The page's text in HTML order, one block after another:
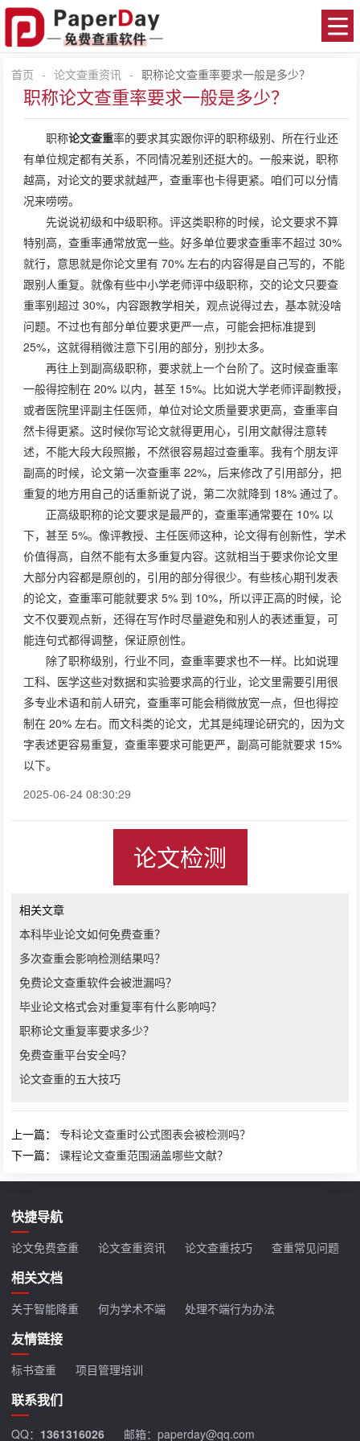
首页 - 论文查重资讯 - 职称论文查重率要求一般是多少？
职称论文查重率要求一般是多少？
职称论文查重率的要求其实跟你评的职称级别、所在行业还
有单位规定都有关系，不同情况差别还挺大的。一般来说，职称
越高，对论文的要求就越严，查重率也卡得更紧。咱们可以分情
况来唠唠。
先说说初级和中级职称。评这类职称的时候，论文要求不算
特别高，查重率通常放宽一些。好多单位要求查重率不超过 30%
就行，意思就是你论文里有 70% 左右的内容得是自己写的，不能
跟别人重复。就像有些中小学老师评中级职称，交的论文只要查
重率别超过 30%，内容跟教学相关，观点说得过去，基本就没啥
问题。不过也有部分单位要求更严一点，可能会把标准提到
25%，这就得稍微注意下引用的部分，别抄太多。
再往上到副高级职称，要求就上一个台阶了。这时候查重率
一般得控制在 20% 以内，甚至 15%。比如说大学老师评副教授，
或者医院里评副主任医师，单位对论文质量要求更高，查重率自
然卡得更紧。这时候你写论文就得更用心，引用文献得注意转
述，不能大段大段照搬，不然很容易超过查重率。我有个朋友评
副高的时候，论文第一次查重率 22%，后来修改了引用部分，把
重复的地方用自己的话重新说了说，第二次就降到 18% 通过了。
正高级职称的论文要求是最严的，查重率通常要在 10% 以
下，甚至 5%。像评教授、主任医师这种，论文得有创新性，学术
价值得高，自然不能有太多重复内容。这就相当于要求你论文里
大部分内容都是原创的，引用的部分得很少。有些核心期刊发表
的论文，查重率可能就要求 5% 到 10%，所以评正高的时候，论
文不仅要观点新，还得在写作时尽量避免和别人的表述重复，可
能连句式都得调整，保证原创性。
除了职称级别，行业不同，查重率要求也不一样。比如说理
工科、医学这些对数据和实验要求高的行业，论文里需要引用很
多专业术语和前人研究，查重率可能会稍微放宽一点，但也得控
制在 20% 左右。而文科类的论文，尤其是纯理论研究的，因为文
字表述更容易重复，查重率要求可能更严，副高可能就要求 15%
以下。
2025-06-24 08:30:29
论文检测
相关文章
本科毕业论文如何免费查重？
多次查重会影响检测结果吗？
免费论文查重软件会被泄漏吗？
毕业论文格式会对重复率有什么影响吗？
职称论文重复率要求多少？
免费查重平台安全吗？
论文查重的五大技巧
上一篇：专科论文查重时公式图表会被检测吗？
下一篇：课程论文查重范围涵盖哪些文献？
快捷导航
论文免费查重 论文查重资讯 论文查重技巧 查重常见问题
相关文档
关于智能降重 何为学术不端 处理不端行为办法
友情链接
标书查重 项目管理培训
联系我们
QQ： 1361316026 邮箱：paperday@qq.com